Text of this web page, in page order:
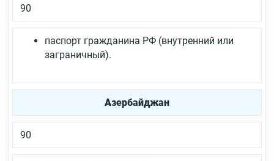
90
паспорт гражданина РФ (внутренний или
заграничный).
Азербайджан
90